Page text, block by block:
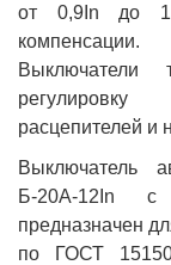
от 0,9In до
компенсации.
расцепителей и
Выключатель
Б-20А-12In с
предназначен
по ГОСТ 15150